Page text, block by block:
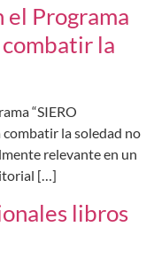
el Programa
combatir la
“SIERO
la soledad no
relevante en un
[…]
libros